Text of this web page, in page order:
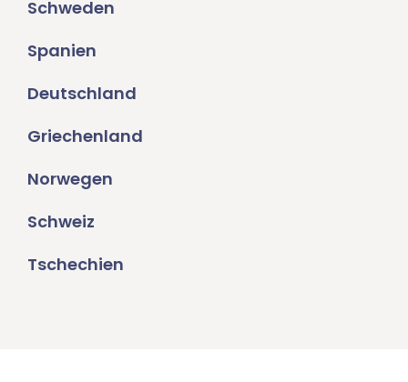
Schweden
Spanien
Deutschland
Griechenland
Norwegen
Schweiz
Tschechien